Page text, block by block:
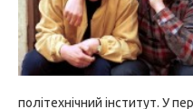
політехнічний інститут. У